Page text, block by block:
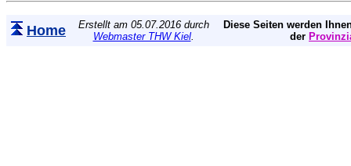
Home
Erstellt am 05.07.2016 durch
Webmaster THW Kiel.
Diese Seiten werden
der